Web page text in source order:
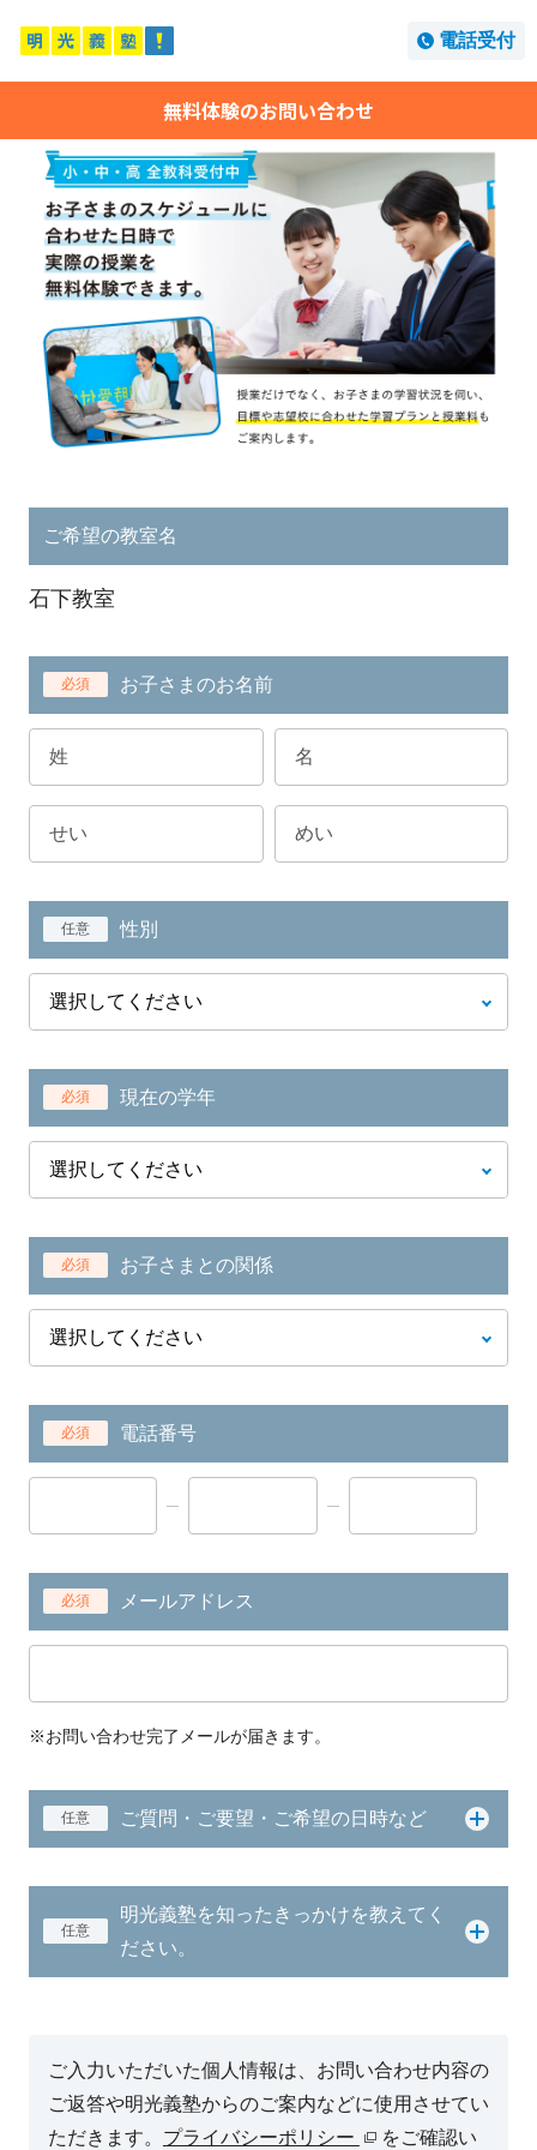
電話受付
無料体験のお問い合わせ
ご希望の教室名
石下教室
必須 お子さまのお名前
任意 性別
必須 現在の学年
必須 お子さまとの関係
必須 電話番号
必須 メールアドレス
※お問い合わせ完了メールが届きます。
任意 ご質問・ご要望・ご希望の日時など
任意
明光義塾を知ったきっかけを教えてく
ださい。
ご入力いただいた個人情報は、お問い合わせ内容の
ご返答や明光義塾からのご案内などに使用させてい
ただきます。 プライバシーポリシー をご確認い